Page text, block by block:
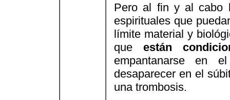
Pero al fin y al cabo
espirituales que
límite material y
que están
empantanarse en
desaparecer en el
una trombosis.